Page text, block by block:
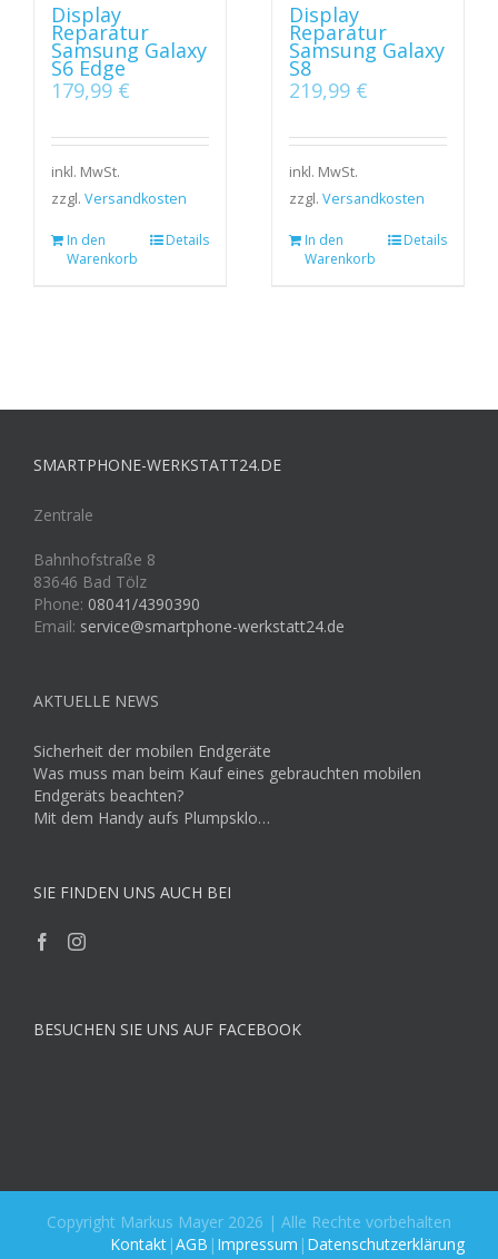
Display
Reparatur
Samsung Galaxy
S6 Edge
179,99 €
inkl. MwSt.
zzgl. Versandkosten
In den
Warenkorb
Details
Display
Reparatur
Samsung Galaxy
S8
219,99 €
inkl. MwSt.
zzgl. Versandkosten
In den
Warenkorb
Details
SMARTPHONE-WERKSTATT24.DE
Zentrale
Bahnhofstraße 8
83646 Bad Tölz
Phone: 08041/4390390
Email: service@smartphone-werkstatt24.de
AKTUELLE NEWS
Sicherheit der mobilen Endgeräte
Was muss man beim Kauf eines gebrauchten mobilen
Endgeräts beachten?
Mit dem Handy aufs Plumpsklo…
SIE FINDEN UNS AUCH BEI
BESUCHEN SIE UNS AUF FACEBOOK
Copyright Markus Mayer 2026 | Alle Rechte vorbehalten
Datenschutzerklärung
|
Impressum
|
AGB
|
Kontakt